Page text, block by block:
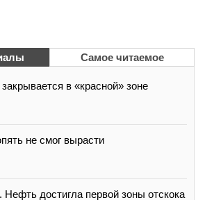
Самое читаемое
в «красной» зоне
не смог вырасти
Нефть достигла первой зоны отскока